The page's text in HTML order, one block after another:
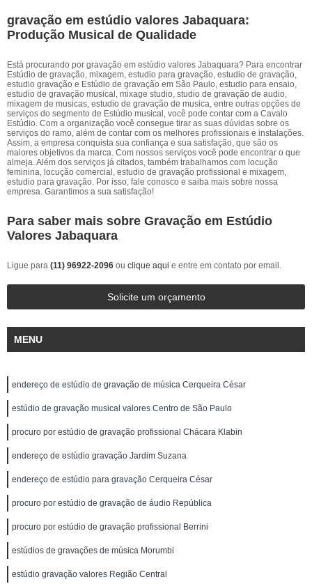
gravação em estúdio valores Jabaquara:
Produção Musical de Qualidade
Está procurando por gravação em estúdio valores Jabaquara? Para encontrar
Estúdio de gravação, mixagem, estudio para gravação, estudio de gravação,
estudio gravação e Estúdio de gravação em São Paulo, estudio para ensaio,
estudio de gravação musical, mixage studio, studio de gravação de audio,
mixagem de musicas, estudio de gravação de musica, entre outras opções de
serviços do segmento de Estúdio musical, você pode contar com a Cavalo
Estúdio. Com a organização você consegue tirar as suas dúvidas sobre os
serviços do ramo, além de contar com os melhores profissionais e instalações.
Assim, a empresa conquista sua confiança e sua satisfação, que são os
maiores objetivos da marca. Com nossos serviços você pode encontrar o que
almeja. Além dos serviços já citados, também trabalhamos com locução
feminina, locução comercial, estudio de gravação profissional e mixagem,
estudio para gravação. Por isso, fale conosco e saiba mais sobre nossa
empresa. Garantimos a sua satisfação!
Para saber mais sobre Gravação em Estúdio
Valores Jabaquara
Ligue para (11) 96922-2096 ou clique aqui e entre em contato por email.
Solicite um orçamento
MENU
endereço de estúdio de gravação de música Cerqueira César
estúdio de gravação musical valores Centro de São Paulo
procuro por estúdio de gravação profissional Chácara Klabin
endereço de estúdio gravação Jardim Suzana
endereço de estúdio para gravação Cerqueira César
procuro por estúdio de gravação de áudio República
procuro por estúdio de gravação profissional Berrini
estúdios de gravações de música Morumbi
estúdio gravação valores Região Central